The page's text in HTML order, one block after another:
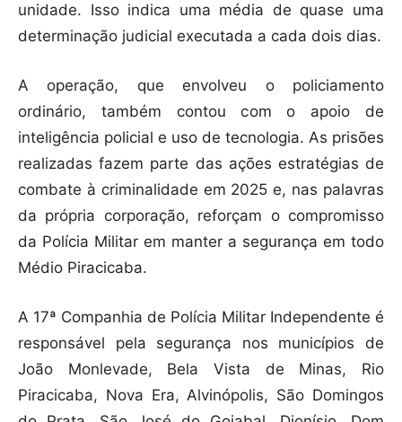
unidade. Isso indica uma média de quase uma
determinação judicial executada a cada dois dias.
A operação, que envolveu o policiamento
ordinário, também contou com o apoio de
inteligência policial e uso de tecnologia. As prisões
realizadas fazem parte das ações estratégias de
combate à criminalidade em 2025 e, nas palavras
da própria corporação, reforçam o compromisso
da Polícia Militar em manter a segurança em todo
Médio Piracicaba.
A 17ª Companhia de Polícia Militar Independente é
responsável pela segurança nos municípios de
João Monlevade, Bela Vista de Minas, Rio
Piracicaba, Nova Era, Alvinópolis, São Domingos